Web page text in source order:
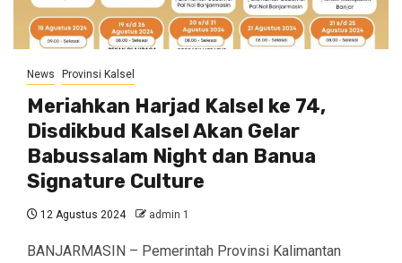
News Provinsi Kalsel
Meriahkan Harjad Kalsel ke 74,
Disdikbud Kalsel Akan Gelar
Babussalam Night dan Banua
Signature Culture
12 Agustus 2024 admin 1
BANJARMASIN – Pemerintah Provinsi Kalimantan